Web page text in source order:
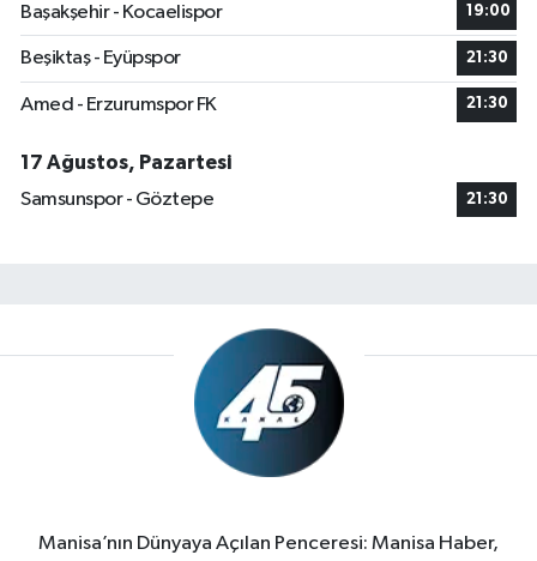
Başakşehir - Kocaelispor
19:00
Beşiktaş - Eyüpspor 21:30
Amed - Erzurumspor FK 21:30
17 Ağustos, Pazartesi
Samsunspor - Göztepe
21:30
Manisa’nın Dünyaya Açılan Penceresi: Manisa Haber,